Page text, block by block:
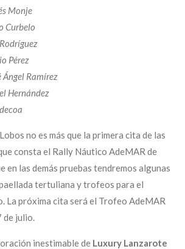
Monje
Curbelo
Pérez
Ángel Ramírez
Hernández
no es más que la primera cita de las
consta el Rally Náutico AdeMAR de
en las demás pruebas tendremos algunas
tertuliana y trofeos para el
La próxima cita será el Trofeo AdeMAR
de julio.
inestimable de Luxury Lanzarote